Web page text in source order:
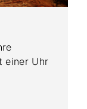
einer Uhr